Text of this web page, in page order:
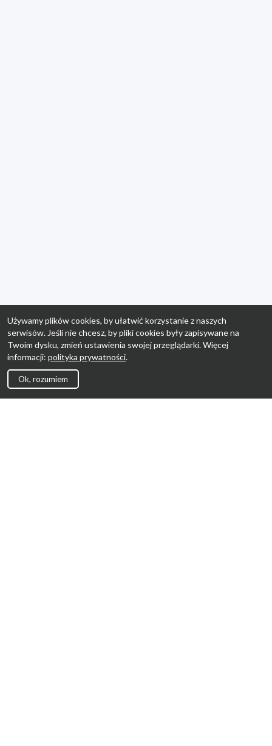
Używamy plików cookies, by ułatwić korzystanie z naszych
serwisów. Jeśli nie chcesz, by pliki cookies były zapisywane na
Twoim dysku, zmień ustawienia swojej przeglądarki. Więcej
informacji: polityka prywatności.
Ok, rozumiem